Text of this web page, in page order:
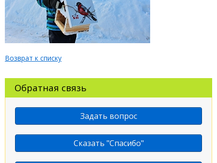
Возврат к списку
Обратная связь
Задать вопрос
Сказать "Спасибо"